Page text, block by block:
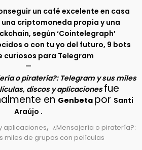
un café excelente en casa
criptomoneda propia y una
según ‘Cointelegraph’
o con tu yo del futuro, 9 bots
curiosos para Telegram
–
o piratería?: Telegram y sus miles
discos y aplicacionesfue
en Genbeta por Santi
Araújo .
aplicaciones, ¿Mensajería o piratería?:
miles de grupos con películas